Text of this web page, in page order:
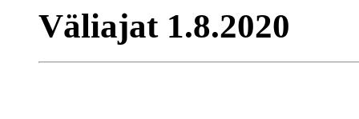
Väliajat 1.8.2020